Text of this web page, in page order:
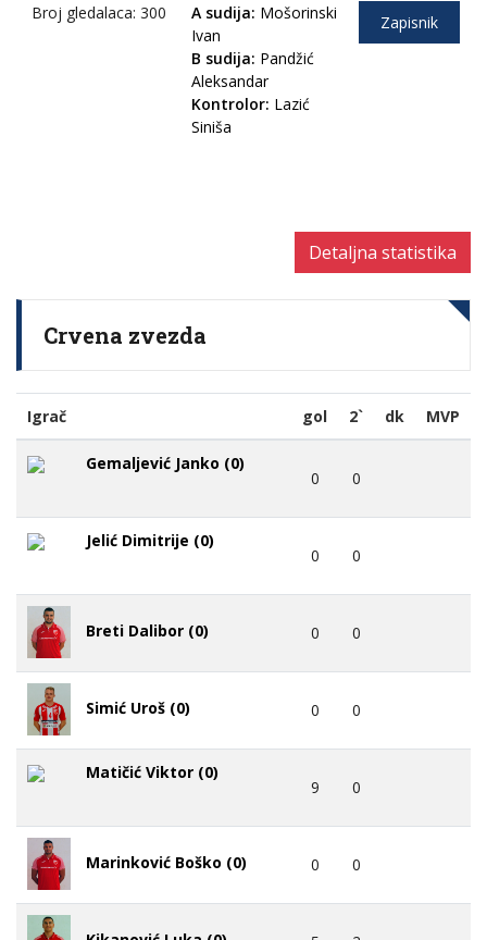
Broj gledalaca: 300 A sudija: Mošorinski
Ivan
B sudija: Pandžić
Aleksandar
Kontrolor: Lazić
Siniša
Zapisnik
Detaljna statistika
Crvena zvezda
Igrač gol 2` dk MVP
Gemaljević Janko (0)
0 0
Jelić Dimitrije (0)
0 0
Breti Dalibor (0) 0 0
Simić Uroš (0) 0 0
Matičić Viktor (0)
9 0
Marinković Boško (0) 0 0